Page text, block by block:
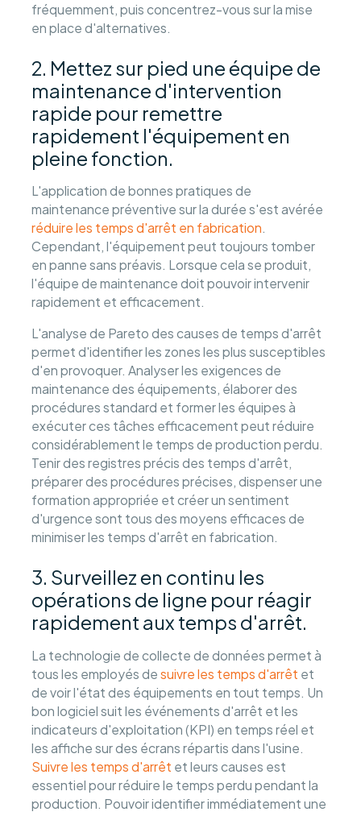
fréquemment, puis concentrez-vous sur la mise
en place d'alternatives.
2. Mettez sur pied une équipe de
maintenance d'intervention
rapide pour remettre
rapidement l'équipement en
pleine fonction.
L'application de bonnes pratiques de
maintenance préventive sur la durée s'est avérée
réduire les temps d'arrêt en fabrication.
Cependant, l'équipement peut toujours tomber
en panne sans préavis. Lorsque cela se produit,
l'équipe de maintenance doit pouvoir intervenir
rapidement et efficacement.
L'analyse de Pareto des causes de temps d'arrêt
permet d'identifier les zones les plus susceptibles
d'en provoquer. Analyser les exigences de
maintenance des équipements, élaborer des
procédures standard et former les équipes à
exécuter ces tâches efficacement peut réduire
considérablement le temps de production perdu.
Tenir des registres précis des temps d'arrêt,
préparer des procédures précises, dispenser une
formation appropriée et créer un sentiment
d'urgence sont tous des moyens efficaces de
minimiser les temps d'arrêt en fabrication.
3. Surveillez en continu les
opérations de ligne pour réagir
rapidement aux temps d'arrêt.
La technologie de collecte de données permet à
tous les employés desuivre les temps d'arrêt et
de voir l'état des équipements en tout temps. Un
bon logiciel suit les événements d'arrêt et les
indicateurs d'exploitation (KPI) en temps réel et
les affiche sur des écrans répartis dans l'usine.
Suivre les temps d'arrêt et leurs causes est
essentiel pour réduire le temps perdu pendant la
production. Pouvoir identifier immédiatement une